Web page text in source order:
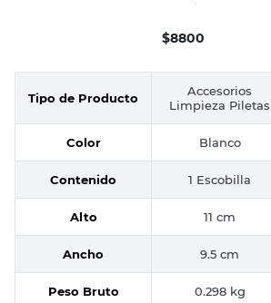
$8800
Tipo de Producto
Accesorios
Limpieza Piletas
Color Blanco
Contenido 1 Escobilla
Alto 11 cm
Ancho 9.5 cm
Peso Bruto 0.298 kg